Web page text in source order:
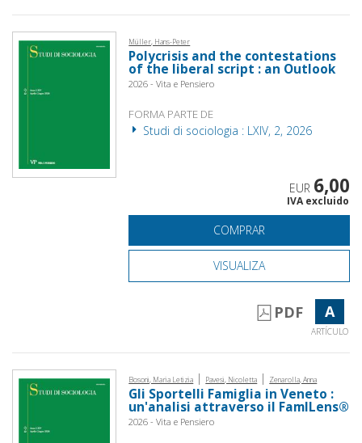
Müller, Hans-Peter
Polycrisis and the contestations
of the liberal script : an Outlook
2026 - Vita e Pensiero
FORMA PARTE DE
Studi di sociologia : LXIV, 2, 2026
EUR 6,00
IVA excluido
COMPRAR
VISUALIZA
PDF A
ARTÍCULO
Bosoni, Maria Letizia | Pavesi, Nicoletta | Zenarolla, Anna
Gli Sportelli Famiglia in Veneto :
un'analisi attraverso il FamILens®
2026 - Vita e Pensiero